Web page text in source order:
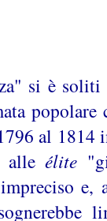
si è soliti
popolare
al 1814
alleélite